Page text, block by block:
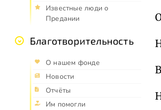
Известные люди о
Предании
Благотворительность
О нашем фонде
Новости
Отчёты
Им помогли